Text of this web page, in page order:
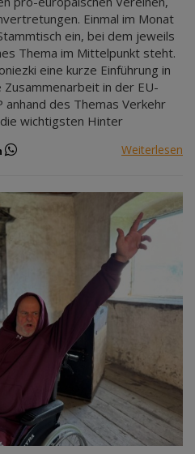
Einmal im Monat
ein, bei dem jeweils
Thema im Mittelpunkt steht.
eine kurze Einführung in
in der EU-
anhand des Themas Verkehr
wichtigsten Hinter
Weiterlesen